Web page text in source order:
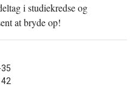
i studiekredse og
at bryde op!